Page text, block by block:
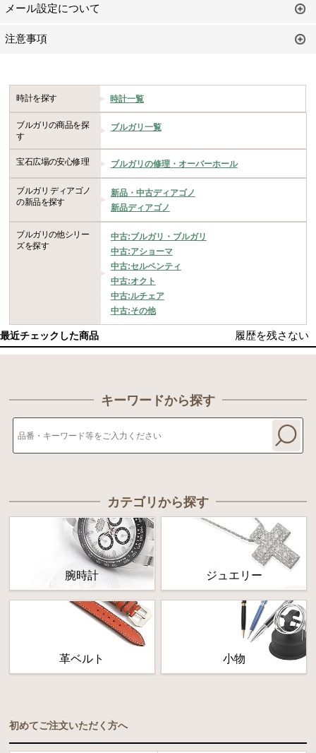
メール設定について
注意事項
時計を探す 時計一覧
ブルガリの商品を探
す
ブルガリ一覧
宝石広場の安心修理 ブルガリの修理・オーバーホール
ブルガリ ディアゴノ
の新品を探す
新品・中古ディアゴノ
新品ディアゴノ
ブルガリの他シリー
ズを探す
中古:ブルガリ・ブルガリ
中古:アショーマ
中古:セルペンティ
中古:オクト
中古:ルチェア
中古:その他
最近チェックした商品 履歴を残さない
キーワードから探す
カテゴリから探す
腕時計 ジュエリー
革ベルト 小物
初めてご注文いただく方へ